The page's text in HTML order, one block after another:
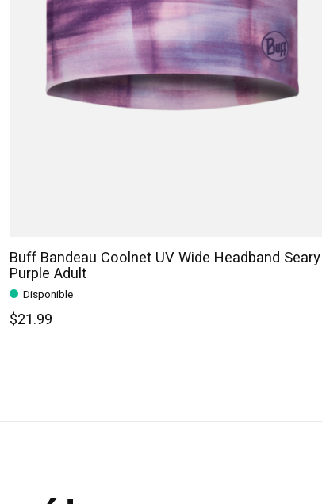
Buff Bandeau Coolnet UV Wide Headband Seary
Purple Adult
Disponible
$21.99